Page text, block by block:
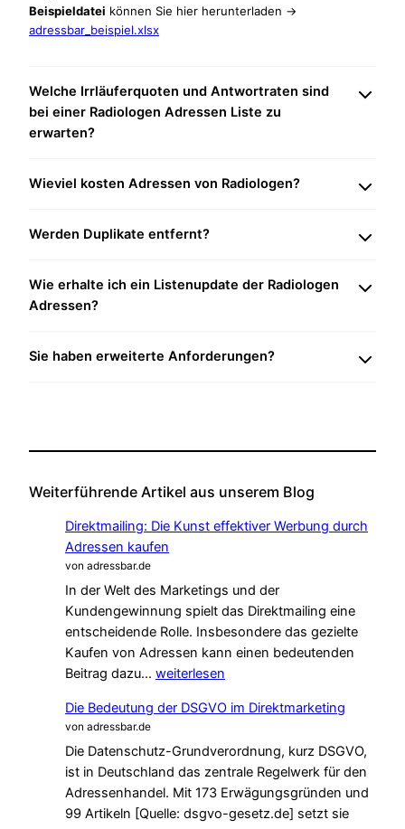
Beispieldatei können Sie hier herunterladen ->
adressbar_beispiel.xlsx
Welche Irrläuferquoten und Antwortraten sind
bei einer Radiologen Adressen Liste zu
erwarten?
Wieviel kosten Adressen von Radiologen?
Werden Duplikate entfernt?
Wie erhalte ich ein Listenupdate der Radiologen
Adressen?
Sie haben erweiterte Anforderungen?
Weiterführende Artikel aus unserem Blog
Direktmailing: Die Kunst effektiver Werbung durch
Adressen kaufen
von adressbar.de
In der Welt des Marketings und der
Kundengewinnung spielt das Direktmailing eine
entscheidende Rolle. Insbesondere das gezielte
Kaufen von Adressen kann einen bedeutenden
Beitrag dazu… Direktmailing:
Kunst
Werbung
durch
Adressen
kaufen
weiterlesen
Die Bedeutung der DSGVO im Direktmarketing
von adressbar.de
Die Datenschutz-Grundverordnung, kurz DSGVO,
ist in Deutschland das zentrale Regelwerk für den
Adressenhandel. Mit 173 Erwägungsgründen und
99 Artikeln [Quelle: dsgvo-gesetz.de] setzt sie